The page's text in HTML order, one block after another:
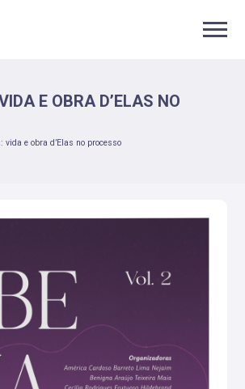
E OBRA D’ELAS NO
vida e obra d’Elas no processo